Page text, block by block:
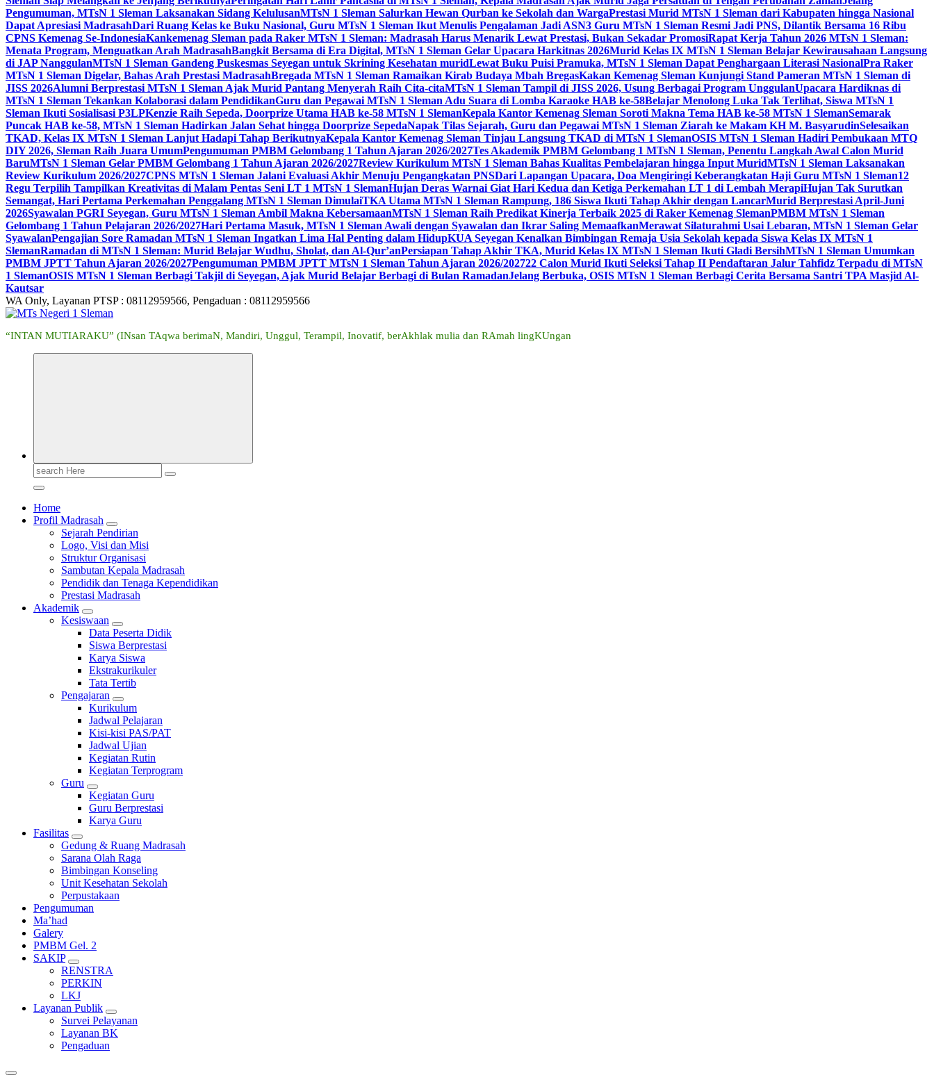
Pengumuman, MTsN 1 Sleman Laksanakan Sidang KelulusanMTsN 1 Sleman Salurkan Hewan Qurban ke Sekolah dan WargaPrestasi Murid MTsN 1 Sleman dari Kabupaten hingga Nasional
Dapat Apresiasi MadrasahDari Ruang Kelas ke Buku Nasional, Guru MTsN 1 Sleman Ikut Menulis Pengalaman Jadi ASN3 Guru MTsN 1 Sleman Resmi Jadi PNS, Dilantik Bersama 16 Ribu
CPNS Kemenag Se-IndonesiaKankemenag Sleman pada Raker MTsN 1 Sleman: Madrasah Harus Menarik Lewat Prestasi, Bukan Sekadar PromosiRapat Kerja Tahun 2026 MTsN 1 Sleman:
Menata Program, Menguatkan Arah MadrasahBangkit Bersama di Era Digital, MTsN 1 Sleman Gelar Upacara Harkitnas 2026Murid Kelas IX MTsN 1 Sleman Belajar Kewirausahaan Langsung
di JAP NanggulanMTsN 1 Sleman Gandeng Puskesmas Seyegan untuk Skrining Kesehatan muridLewat Buku Puisi Pramuka, MTsN 1 Sleman Dapat Penghargaan Literasi NasionalPra Raker
MTsN 1 Sleman Digelar, Bahas Arah Prestasi MadrasahBregada MTsN 1 Sleman Ramaikan Kirab Budaya Mbah BregasKakan Kemenag Sleman Kunjungi Stand Pameran MTsN 1 Sleman di
JISS 2026Alumni Berprestasi MTsN 1 Sleman Ajak Murid Pantang Menyerah Raih Cita-citaMTsN 1 Sleman Tampil di JISS 2026, Usung Berbagai Program UnggulanUpacara Hardiknas di
MTsN 1 Sleman Tekankan Kolaborasi dalam PendidikanGuru dan Pegawai MTsN 1 Sleman Adu Suara di Lomba Karaoke HAB ke-58Belajar Menolong Luka Tak Terlihat, Siswa MTsN 1
Sleman Ikuti Sosialisasi P3LPKenzie Raih Sepeda, Doorprize Utama HAB ke-58 MTsN 1 SlemanKepala Kantor Kemenag Sleman Soroti Makna Tema HAB ke-58 MTsN 1 SlemanSemarak
Puncak HAB ke-58, MTsN 1 Sleman Hadirkan Jalan Sehat hingga Doorprize SepedaNapak Tilas Sejarah, Guru dan Pegawai MTsN 1 Sleman Ziarah ke Makam KH M. BasyarudinSelesaikan
TKAD, Kelas IX MTsN 1 Sleman Lanjut Hadapi Tahap BerikutnyaKepala Kantor Kemenag Sleman Tinjau Langsung TKAD di MTsN 1 SlemanOSIS MTsN 1 Sleman Hadiri Pembukaan MTQ
DIY 2026, Sleman Raih Juara UmumPengumuman PMBM Gelombang 1 Tahun Ajaran 2026/2027Tes Akademik PMBM Gelombang 1 MTsN 1 Sleman, Penentu Langkah Awal Calon Murid
BaruMTsN 1 Sleman Gelar PMBM Gelombang 1 Tahun Ajaran 2026/2027Review Kurikulum MTsN 1 Sleman Bahas Kualitas Pembelajaran hingga Input MuridMTsN 1 Sleman Laksanakan
Review Kurikulum 2026/2027CPNS MTsN 1 Sleman Jalani Evaluasi Akhir Menuju Pengangkatan PNSDari Lapangan Upacara, Doa Mengiringi Keberangkatan Haji Guru MTsN 1 Sleman12
Regu Terpilih Tampilkan Kreativitas di Malam Pentas Seni LT 1 MTsN 1 SlemanHujan Deras Warnai Giat Hari Kedua dan Ketiga Perkemahan LT 1 di Lembah MerapiHujan Tak Surutkan
Semangat, Hari Pertama Perkemahan Penggalang MTsN 1 Sleman DimulaiTKA Utama MTsN 1 Sleman Rampung, 186 Siswa Ikuti Tahap Akhir dengan LancarMurid Berprestasi April-Juni
2026Syawalan PGRI Seyegan, Guru MTsN 1 Sleman Ambil Makna KebersamaanMTsN 1 Sleman Raih Predikat Kinerja Terbaik 2025 di Raker Kemenag SlemanPMBM MTsN 1 Sleman
Gelombang 1 Tahun Pelajaran 2026/2027Hari Pertama Masuk, MTsN 1 Sleman Awali dengan Syawalan dan Ikrar Saling MemaafkanMerawat Silaturahmi Usai Lebaran, MTsN 1 Sleman Gelar
SyawalanPengajian Sore Ramadan MTsN 1 Sleman Ingatkan Lima Hal Penting dalam HidupKUA Seyegan Kenalkan Bimbingan Remaja Usia Sekolah kepada Siswa Kelas IX MTsN 1
SlemanRamadan di MTsN 1 Sleman: Murid Belajar Wudhu, Sholat, dan Al-Qur’anPersiapan Tahap Akhir TKA, Murid Kelas IX MTsN 1 Sleman Ikuti Gladi BersihMTsN 1 Sleman Umumkan
PMBM JPTT Tahun Ajaran 2026/2027Pengumuman PMBM JPTT MTsN 1 Sleman Tahun Ajaran 2026/202722 Calon Murid Ikuti Seleksi Tahap II Pendaftaran Jalur Tahfidz Terpadu di MTsN
1 SlemanOSIS MTsN 1 Sleman Berbagi Takjil di Seyegan, Ajak Murid Belajar Berbagi di Bulan RamadanJelang Berbuka, OSIS MTsN 1 Sleman Berbagi Cerita Bersama Santri TPA Masjid Al-
Kautsar
WA Only, Layanan PTSP : 08112959566, Pengaduan : 08112959566
“INTAN MUTIARAKU” (INsan TAqwa berimaN, Mandiri, Unggul, Terampil, Inovatif, berAkhlak mulia dan RAmah lingKUngan
Search
for:
Home
Profil Madrasah
Sejarah Pendirian
Logo, Visi dan Misi
Struktur Organisasi
Sambutan Kepala Madrasah
Pendidik dan Tenaga Kependidikan
Prestasi Madrasah
Akademik
Kesiswaan
Data Peserta Didik
Siswa Berprestasi
Karya Siswa
Ekstrakurikuler
Tata Tertib
Pengajaran
Kurikulum
Jadwal Pelajaran
Kisi-kisi PAS/PAT
Jadwal Ujian
Kegiatan Rutin
Kegiatan Terprogram
Guru
Kegiatan Guru
Guru Berprestasi
Karya Guru
Fasilitas
Gedung & Ruang Madrasah
Sarana Olah Raga
Bimbingan Konseling
Unit Kesehatan Sekolah
Perpustakaan
Pengumuman
Ma’had
Galery
PMBM Gel. 2
SAKIP
RENSTRA
PERKIN
LKJ
Layanan Publik
Survei Pelayanan
Layanan BK
Pengaduan